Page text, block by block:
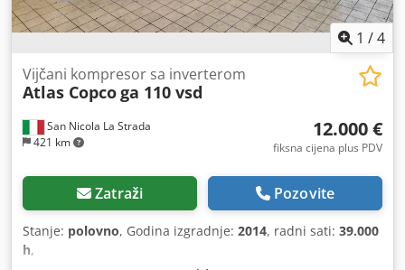
1 /4
San Nicola La Strada
421 km
Vijčani kompresor sa inverterom
Atlas Copcoga 110 vsd
12.000 €
fiksna cijena plus PDV
Zatraži Pozovite
Stanje: polovno, Godina izgradnje: 2014, radni sati: 39.000
h,